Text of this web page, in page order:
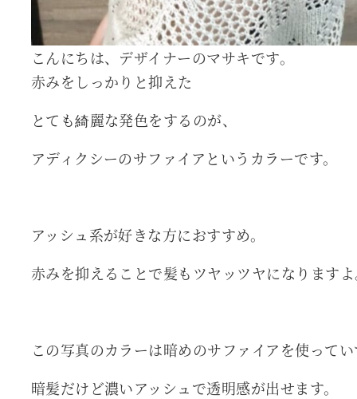
こんにちは、デザイナーのマサキです。
赤みをしっかりと抑えた
とても綺麗な発色をするのが、
アディクシーのサファイアというカラーです。
アッシュ系が好きな方におすすめ。
赤みを抑えることで髪もツヤッツヤになります
この写真のカラーは暗めのサファイアを使って
暗髪だけど濃いアッシュで透明感が出せます。